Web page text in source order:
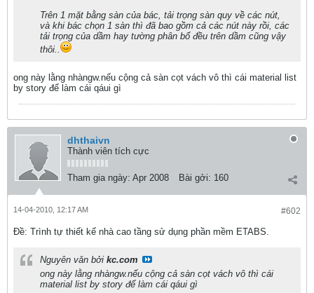
Trên 1 mặt bằng sàn của bác, tải trọng sàn quy về các nút,
và khi bác chọn 1 sàn thì đã bao gồm cả các nút này rồi, các
tải trọng của dầm hay tường phân bố đều trên dầm cũng vậy
thôi..
ong này lằng nhàngw.nếu cộng cả sàn cọt vách vô thì cái material list
by story để làm cái qáui gì
dhthaivn
Thành viên tích cực
Tham gia ngày: Apr 2008 Bài gởi: 160
#602
14-04-2010, 12:17 AM
Ðề: Trình tự thiết kế nhà cao tầng sử dụng phần mềm ETABS.
Nguyên văn bởi kc.com
ong này lằng nhàngw.nếu cộng cả sàn cọt vách vô thì cái
material list by story để làm cái qáui gì